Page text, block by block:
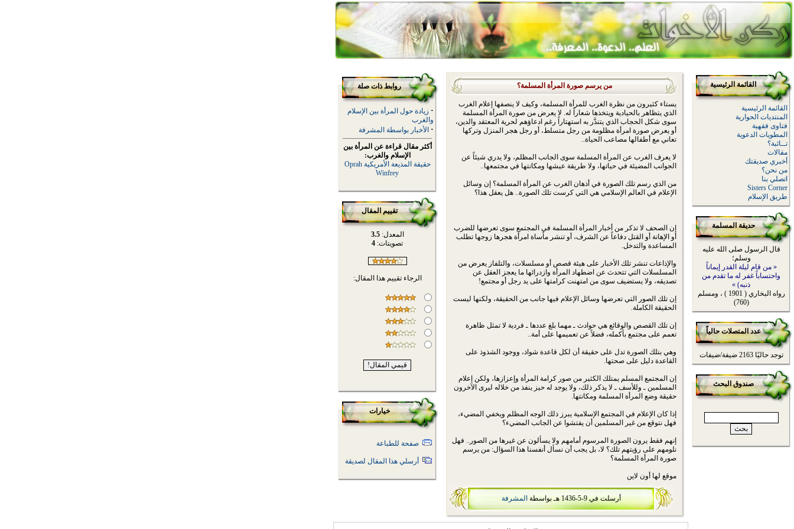
القائمة الرئيسية
القائمة الرئيسية
المنتديات الحوارية
فتاوى فقهية
المطويات الدعوية
تــائبة؟
مقالات
أخبري صديقتك
من نحن؟
اتصلي بنا
Sisters Corner
طريق الإسلام
حديقة المسلمة
قال الرسول صلى الله عليه
وسلم؛
« من قام ليلة القدر إيماناً
واحتساباً غفر له ما تقدم من
ذنبه) »
رواه البخاري ( 1901 ) ، ومسلم
(760)
عدد المتصلات حالياً
توجد حاليًا 2163 ضيفة/ضيفات
صندوق البحث
من يرسم صورة المرأة المسلمة؟
يستاء كثيرون من نظرة الغرب للمرأة المسلمة، وكيف لا ينصفها إعلام الغرب
الذي يتظاهر بالحيادية ويتخذها شعاراً له. لا يعرض من صورة المرأة المسلمة
سوى شكل الحجاب الذي يتندَّر به استهتاراً رغم ادعاؤهم لحرية المعتقد والدين،
أو يعرض صورة امرأة مظلومة من رجل متسلط، أو رجل هجر المنزل وتركها
تعاني مع أطفالها مصاعب الحياة..
لا يعرف الغرب عن المرأة المسلمة سوى الجانب المظلم، ولا يدري شيئاً عن
الجوانب المضيئة في حياتها، ولا طريقة عيشها ومكانتها في مجتمعها..
من الذي رسم تلك الصورة في أذهان الغرب عن المرأة المسلمة؟ إن وسائل
الإعلام في العالم الإسلامي هي التي كرست تلك الصورة.. هل يعقل هذا؟
إن الصحف لا تذكر من أخبار المرأة المسلمة في المجتمع سوى تعرضها للضرب
أو الإهانة أو القتل دفاعاً عن الشرف، أو تنشر مأساة امرأة هجرها زوجها تطلب
المساعدة والتدخل.
والإذاعات تنشر تلك الأخبار على هيئة قصص أو مسلسلات، والتلفاز يعرض من
المسلسلات التي تتحدث عن اضطهاد المرأة وازدرائها ما يعجز العقل عن
تصديقه، ولا يستضيف سوى من امتهنت كرامتها على يد رجل أو مجتمع!
إن تلك الصور التي تعرضها وسائل الإعلام فيها جانب من الحقيقة، ولكنها ليست
الحقيقة الكاملة.
إن تلك القصص والوقائع هي حوادث ـ مهما بلغ عددها ـ فردية لا تمثل ظاهرة
تعمم على مجتمع بأكمله، فضلاً عن تعميمها على أمة..
وهي بتلك الصورة تدل على حقيقة أن لكل قاعدة شواذ، ووجود الشذوذ على
القاعدة دليل على صحتها.
إن المجتمع المسلم يمتلك الكثير من صور كرامة المرأة وإعزازها، ولكن إعلام
المسلمين ـ وللأسف ـ لا يذكر ذلك، ولا يوجد له حيز ينفذ من خلاله ليرى الآخرون
حقيقة وضع المرأة المسلمة ومكانتها.
إذا كان الإعلام في المجتمع الإسلامية يبرز ذلك الوجه المظلم ويخفي المضيء،
فهل نتوقع من غير المسلمين أن يفتشوا عن الجانب المضيء؟
إنهم فقط يرون الصورة المرسوم أمامهم ولا يسألون عن غيرها من الصور.. فهل
نلومهم على رؤيتهم تلك؟ لا، بل يجب أن نسأل أنفسنا هذا السؤال: من يرسم
صورة المرأة المسلمة؟
موقع لها أون لاين
أرسلت في 9-5-1436 هـ بواسطة المشرفة
روابط ذات صلة
· زيادة حول المرأة بين الإسلام
والغرب
· الأخبار بواسطة المشرفة
أكثر مقال قراءة عن المرأة بين
الإسلام والغرب:
حقيقة المذيعة الأمريكية Oprah
Winfrey
تقييم المقال
المعدل:3.5
تصويتات: 4
الرجاء تقييم هذا المقال:
خيارات
صفحة للطباعة
أرسلي هذا المقال لصديقة